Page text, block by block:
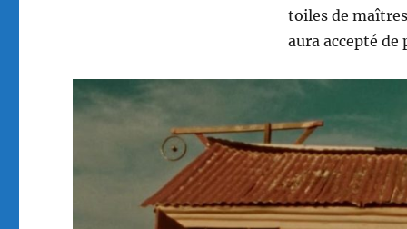
toiles de
aura accepté